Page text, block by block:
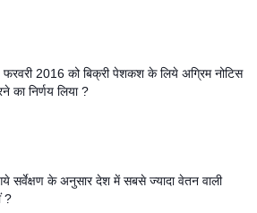
फरवरी 2016 को बिक्री पेशकश के लिये अग्रिम नोटिस
निर्णय लिया ?
गये सर्वेक्षण के अनुसार देश में सबसे ज्यादा वेतन वाली
?